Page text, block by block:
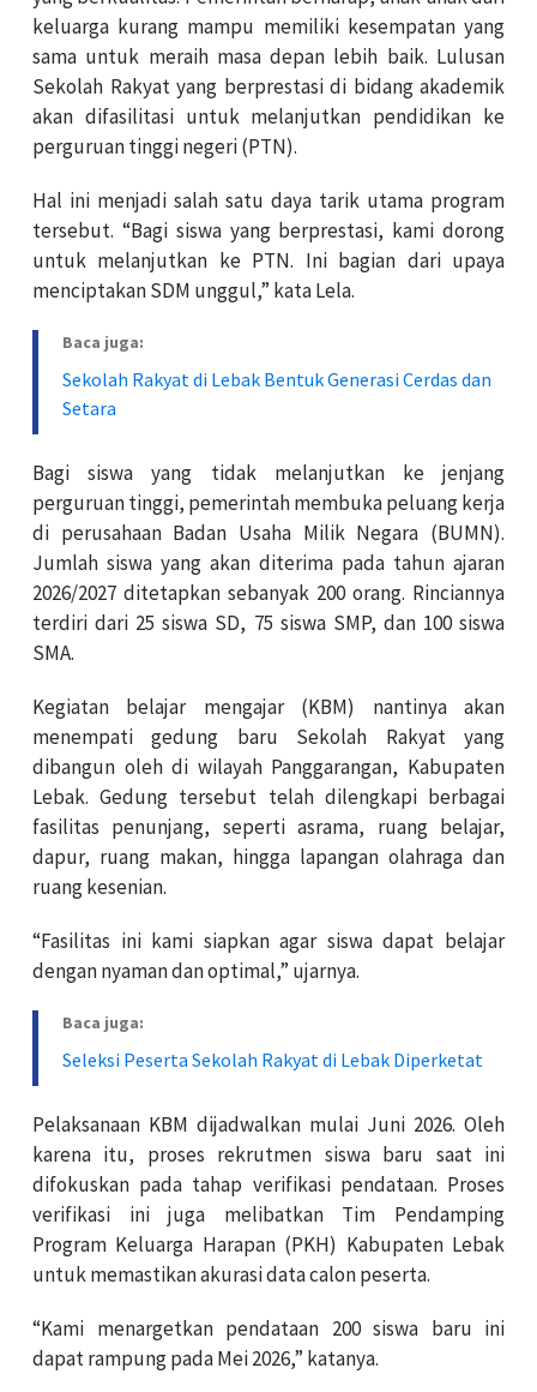
keluarga kurang mampu memiliki kesempatan yang
sama untuk meraih masa depan lebih baik. Lulusan
Sekolah Rakyat yang berprestasi di bidang akademik
akan difasilitasi untuk melanjutkan pendidikan ke
perguruan tinggi negeri (PTN).
Hal ini menjadi salah satu daya tarik utama program
tersebut. “Bagi siswa yang berprestasi, kami dorong
untuk melanjutkan ke PTN. Ini bagian dari upaya
menciptakan SDM unggul,” kata Lela.
Baca juga:
Sekolah Rakyat di Lebak Bentuk Generasi Cerdas dan
Setara
Bagi siswa yang tidak melanjutkan ke jenjang
perguruan tinggi, pemerintah membuka peluang kerja
di perusahaan Badan Usaha Milik Negara (BUMN).
Jumlah siswa yang akan diterima pada tahun ajaran
2026/2027 ditetapkan sebanyak 200 orang. Rinciannya
terdiri dari 25 siswa SD, 75 siswa SMP, dan 100 siswa
SMA.
Kegiatan belajar mengajar (KBM) nantinya akan
menempati gedung baru Sekolah Rakyat yang
dibangun oleh di wilayah Panggarangan, Kabupaten
Lebak. Gedung tersebut telah dilengkapi berbagai
fasilitas penunjang, seperti asrama, ruang belajar,
dapur, ruang makan, hingga lapangan olahraga dan
ruang kesenian.
“Fasilitas ini kami siapkan agar siswa dapat belajar
dengan nyaman dan optimal,” ujarnya.
Baca juga:
Seleksi Peserta Sekolah Rakyat di Lebak Diperketat
Pelaksanaan KBM dijadwalkan mulai Juni 2026. Oleh
karena itu, proses rekrutmen siswa baru saat ini
difokuskan pada tahap verifikasi pendataan. Proses
verifikasi ini juga melibatkan Tim Pendamping
Program Keluarga Harapan (PKH) Kabupaten Lebak
untuk memastikan akurasi data calon peserta.
“Kami menargetkan pendataan 200 siswa baru ini
dapat rampung pada Mei 2026,” katanya.